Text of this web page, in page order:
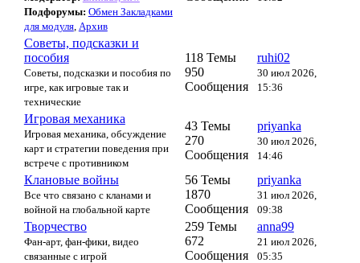
Подфорумы: Обмен Закладками
для модуля, Архив
Советы, подсказки и
пособия
Советы, подсказки и пособия по
игре, как игровые так и
технические
118 Темы
950
Сообщения
ruhi02
30 июл 2026,
15:36
Игровая механика
Игровая механика, обсуждение
карт и стратегии поведения при
встрече с противником
43 Темы
270
Сообщения
priyanka
30 июл 2026,
14:46
Клановые войны
Все что связано с кланами и
войной на глобальной карте
56 Темы
1870
Сообщения
priyanka
31 июл 2026,
09:38
Творчество
Фан-арт, фан-фики, видео
связанные с игрой
259 Темы
672
Сообщения
anna99
21 июл 2026,
05:35